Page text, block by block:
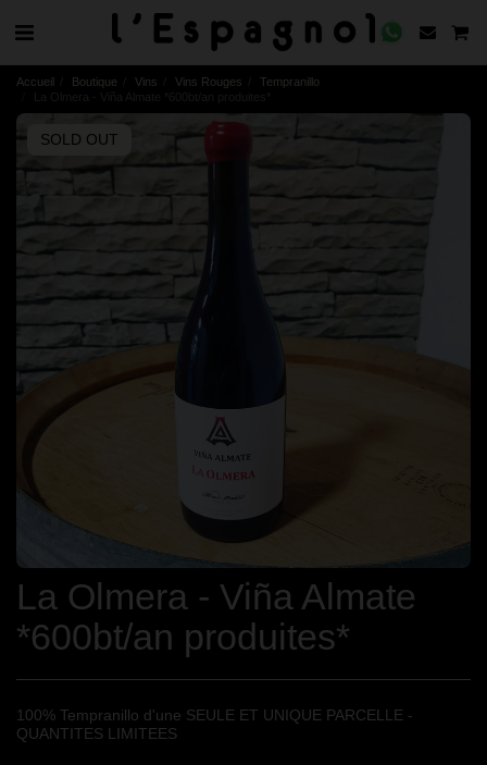
Accueil Boutique Vins Vins Rouges
Tempranillo
SOLD OUT
La Olmera - Viña Almate
*600bt/an produites*
100% Tempranillo d'une SEULE ET UNIQUE PARCELLE -
QUANTITES LIMITEES